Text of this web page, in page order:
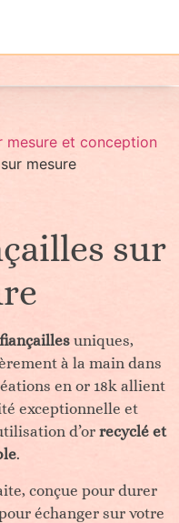
mesure et conception
mesure
sur
uniques,
à la main dans
en or 18k allient
exceptionnelle et
d’or recyclé et
.
conçue pour durer
échanger sur votre